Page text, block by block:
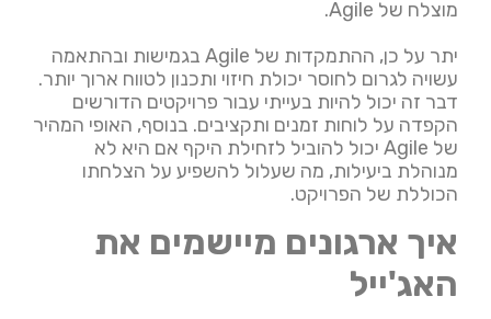
מוצלח של Agile.
יתר על כן, ההתמקדות של Agile בגמישות ובהתאמה
עשויה לגרום לחוסר יכולת חיזוי ותכנון לטווח ארוך יותר.
דבר זה יכול להיות בעייתי עבור פרויקטים הדורשים
הקפדה על לוחות זמנים ותקציבים. בנוסף, האופי המהיר
של Agile יכול להוביל לזחילת היקף אם היא לא
מנוהלת ביעילות, מה שעלול להשפיע על הצלחתו
הכוללת של הפרויקט.
איך ארגונים מיישמים את
האג'ייל